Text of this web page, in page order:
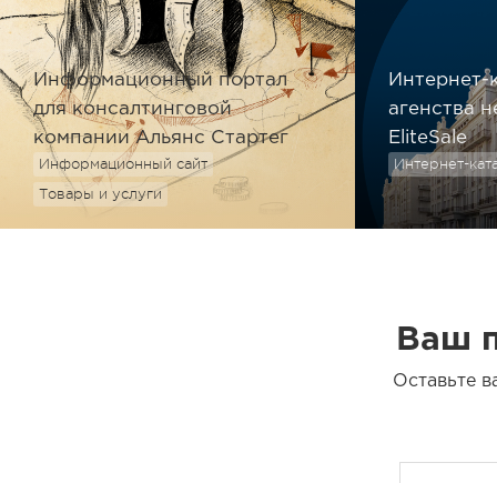
Информационный портал
для консалтинговой
компании Альянс Стартег
Информационный сайт
Товары и услуги
Интернет-
агенства
EliteSale
Интернет-
Ваш
Оставьте